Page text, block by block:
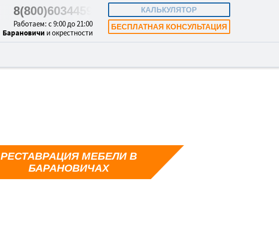
КАЛЬКУЛЯТОР
БЕСПЛАТНАЯ КОНСУЛЬТАЦИЯ
8(800)6034459
Работаем: с 9:00 до 21:00
Барановичи и окрестности
РЕСТАВРАЦИЯ МЕБЕЛИ В
БАРАНОВИЧАХ